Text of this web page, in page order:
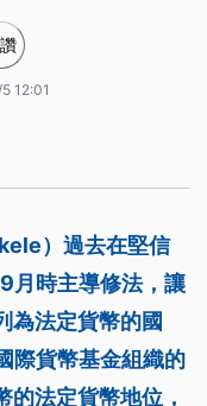
讚
12:01
）過去在堅信
月時主導修法，讓
為法定貨幣的國
際貨幣基金組織的
法定貨幣地位，